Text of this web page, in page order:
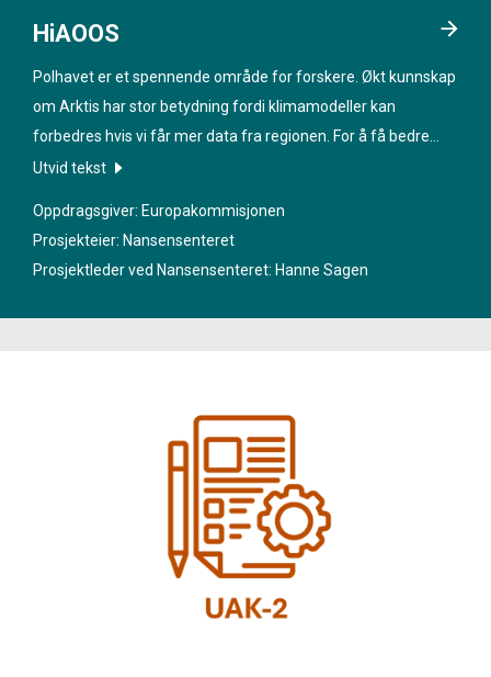
HiAOOS
Polhavet er et spennende område for forskere. Økt kunnskap
om Arktis har stor betydning fordi klimamodeller kan
forbedres hvis vi får mer data fra regionen. For å få bedre
informasjon om havet under isen skal nye teknologier utvikles
Utvid tekst
Oppdragsgiver: Europakommisjonen
Prosjekteier: Nansensenteret
Prosjektleder ved Nansensenteret: Hanne Sagen